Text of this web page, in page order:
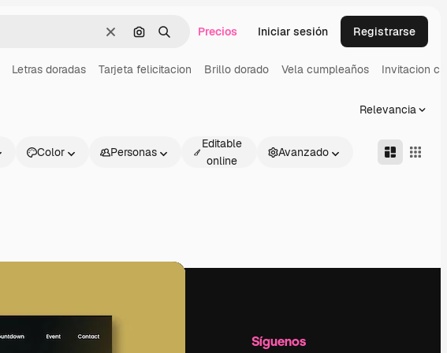
BorrarBuscar por imagen
BuscarPrecios Iniciar sesión Registrarse
Letras doradas Tarjeta felicitacion Brillo dorado Vela cumpleaños Invitacion
Relevancia
Color Personas
Editable
online
Avanzado
Información útil Síguenos